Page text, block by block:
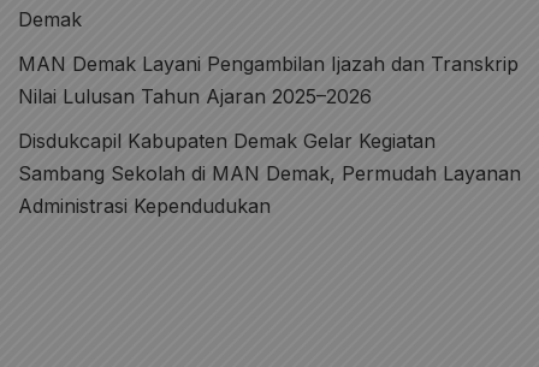
Demak
MAN Demak Layani Pengambilan Ijazah dan Transkrip
Nilai Lulusan Tahun Ajaran 2025–2026
Disdukcapil Kabupaten Demak Gelar Kegiatan
Sambang Sekolah di MAN Demak, Permudah Layanan
Administrasi Kependudukan